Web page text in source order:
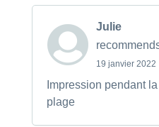
Julie
19 janvier 2022
Impression pendant
plage